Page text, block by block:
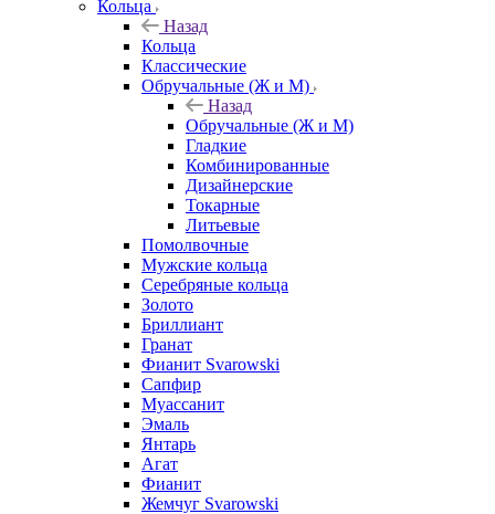
Кольца
Назад
Кольца
Классические
Обручальные (Ж и М)
Назад
Обручальные (Ж и М)
Гладкие
Комбинированные
Дизайнерские
Токарные
Литьевые
Помолвочные
Мужские кольца
Серебряные кольца
Золото
Бриллиант
Гранат
Фианит Svarowski
Сапфир
Муассанит
Эмаль
Янтарь
Агат
Фианит
Жемчуг Svarowski